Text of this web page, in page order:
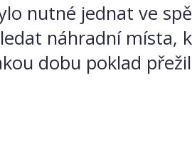
nutné jednat ve
náhradní místa,
dobu poklad